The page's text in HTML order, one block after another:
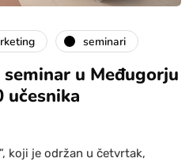
seminari
u Međugorju
učesnika
koji je održan u četvrtak,